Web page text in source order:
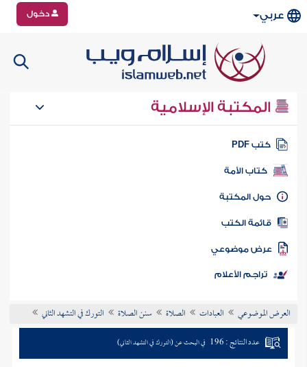
عربي دخول
المكتبة الإسلامية
كتب PDF
كتاب الأمة
المكتبة
الكتب
موضوعي
تراجم الأعلام
العرض الموضوعي العبادات الصلاة سنن الصلاة التورك في التشهد الثاني
عدد النتائج : 196 في البحث عن (التورك في التشهد الثاني)